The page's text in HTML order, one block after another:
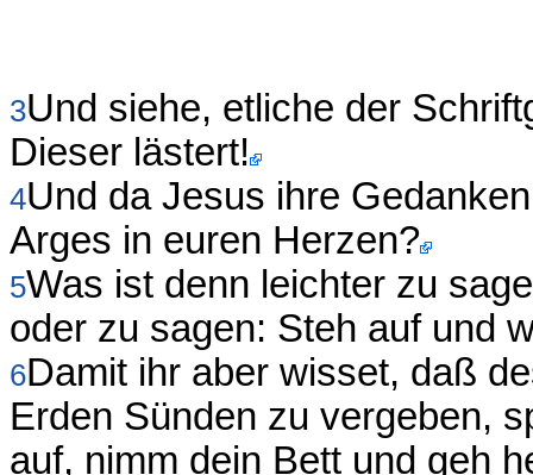
3Und siehe, etliche der
Dieser lästert!
4Und da Jesus ihre
Arges in euren Herzen?
5Was ist denn leichter zu
oder zu sagen: Steh auf und
6Damit ihr aber wisset, daß
Erden Sünden zu vergeben,
auf, nimm dein Bett und geh